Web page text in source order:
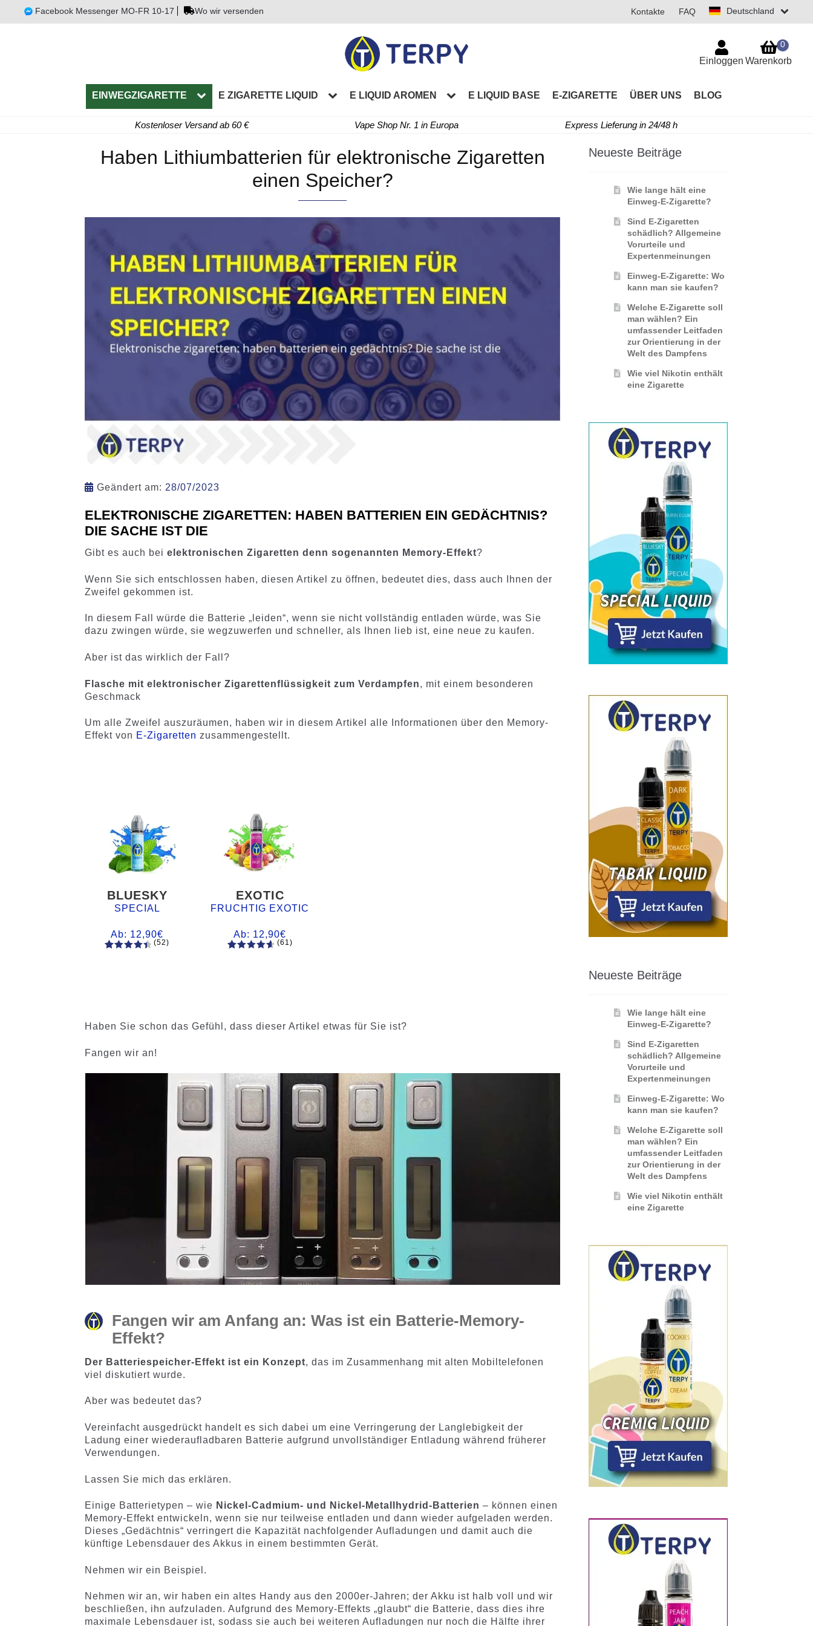
Facebook Messenger MO-FR 10-17 Wo wir versenden Deutschland
Kontakte FAQ
EINWEGZIGARETTE E ZIGARETTE LIQUID E LIQUID AROMEN E LIQUID BASE E-ZIGARETTE ÜBER UNS BLOG
Einloggen Warenkorb
0
Kostenloser Versand ab 60 € Vape Shop Nr. 1 in Europa Express Lieferung in 24/48 h
Haben Lithiumbatterien für elektronische Zigaretten
einen Speicher?
Geändert am: 28/07/2023
ELEKTRONISCHE ZIGARETTEN: HABEN BATTERIEN EIN GEDÄCHTNIS?
DIE SACHE IST DIE
Gibt es auch beielektronischen Zigaretten denn sogenannten Memory-Effekt?
Wenn Sie sich entschlossen haben, diesen Artikel zu öffnen, bedeutet dies, dass auch Ihnen der
Zweifel gekommen ist.
In diesem Fall würde die Batterie „leiden“, wenn sie nicht vollständig entladen würde, was Sie
dazu zwingen würde, sie wegzuwerfen und schneller, als Ihnen lieb ist, eine neue zu kaufen.
Aber ist das wirklich der Fall?
Flasche mit elektronischer Zigarettenflüssigkeit zum Verdampfen, mit einem besonderen
Geschmack
Um alle Zweifel auszuräumen, haben wir in diesem Artikel alle Informationen über den Memory-
Effekt von E-Zigaretten zusammengestellt.
BLUESKY
SPECIAL
Ab: 12,90€
Kundenb
en
(52)
EXOTIC
FRUCHTIG EXOTIC
Ab: 12,90€
Kundenb
(61)
Haben Sie schon das Gefühl, dass dieser Artikel etwas für Sie ist?
Fangen wir an!
Fangen wir am Anfang an: Was ist ein Batterie-Memory-
Effekt?
Der Batteriespeicher-Effekt ist ein Konzept, das im Zusammenhang mit alten Mobiltelefonen
viel diskutiert wurde.
Aber was bedeutet das?
Vereinfacht ausgedrückt handelt es sich dabei um eine Verringerung der Langlebigkeit der
Ladung einer wiederaufladbaren Batterie aufgrund unvollständiger Entladung während früherer
Verwendungen.
Lassen Sie mich das erklären.
Einige Batterietypen – wie Nickel-Cadmium- und Nickel-Metallhydrid-Batterien – können einen
Memory-Effekt entwickeln, wenn sie nur teilweise entladen und dann wieder aufgeladen werden.
Dieses „Gedächtnis“ verringert die Kapazität nachfolgender Aufladungen und damit auch die
künftige Lebensdauer des Akkus in einem bestimmten Gerät.
Nehmen wir ein Beispiel.
Nehmen wir an, wir haben ein altes Handy aus den 2000er-Jahren; der Akku ist halb voll und wir
beschließen, ihn aufzuladen. Aufgrund des Memory-Effekts „glaubt“ die Batterie, dass dies ihre
maximale Lebensdauer ist, sodass sie auch bei weiteren Aufladungen nur noch die Hälfte ihrer
Neueste Beiträge
Wie lange hält eine
Einweg-E-Zigarette?
Sind E-Zigaretten
schädlich? Allgemeine
Vorurteile und
Expertenmeinungen
Einweg-E-Zigarette: Wo
kann man sie kaufen?
Welche E-Zigarette soll
man wählen? Ein
umfassender Leitfaden
zur Orientierung in der
Welt des Dampfens
Wie viel Nikotin enthält
eine Zigarette
Neueste Beiträge
Wie lange hält eine
Einweg-E-Zigarette?
Sind E-Zigaretten
schädlich? Allgemeine
Vorurteile und
Expertenmeinungen
Einweg-E-Zigarette: Wo
kann man sie kaufen?
Welche E-Zigarette soll
man wählen? Ein
umfassender Leitfaden
zur Orientierung in der
Welt des Dampfens
Wie viel Nikotin enthält
eine Zigarette